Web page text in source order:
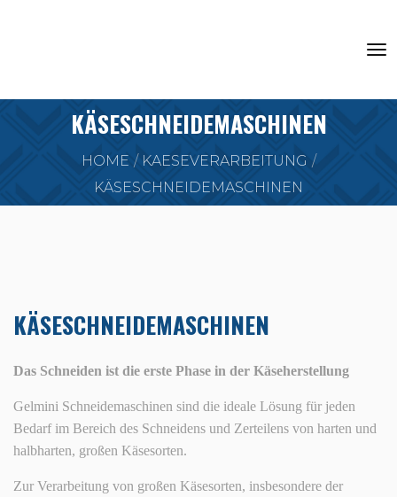
KÄSESCHNEIDEMASCHINEN
HOME
KAESEVERARBEITUNG
KÄSESCHNEIDEMASCHINEN
KÄSESCHNEIDEMASCHINEN
Das Schneiden ist die erste Phase in der Käseherstellung
Gelmini Schneidemaschinen sind die ideale Lösung für jeden
Bedarf im Bereich des Schneidens und Zerteilens von harten und
halbharten, großen Käsesorten.
Zur Verarbeitung von großen Käsesorten, insbesondere der